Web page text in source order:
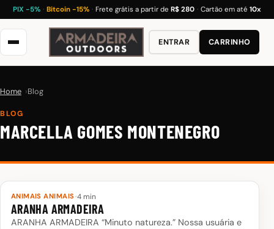
PIX −5% · Bitcoin −15% · Frete grátis a partir de R$ 280 · Cartão em até 10x
ENTRAR CARRINHO
Home Blog
BLOG
MARCELLA GOMES MONTENEGRO
ANIMAIS ANIMAIS··4 min
ARANHA ARMADEIRA
ARANHA ARMADEIRA “Minuto natureza.” Nossa usuária e